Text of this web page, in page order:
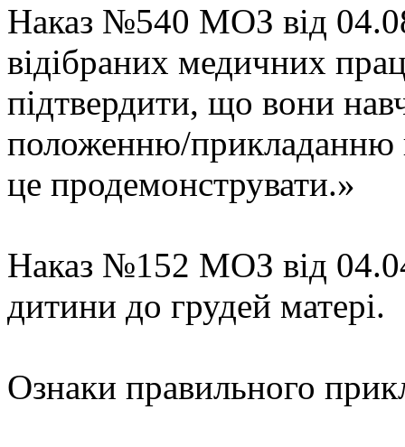
Наказ №540 МОЗ від
відібраних медичних
підтвердити, що вони
положенню/прикладанню
це продемонструвати.»
Наказ №152 МОЗ від
дитини до грудей матері.
Ознаки правильного